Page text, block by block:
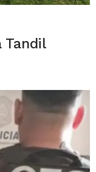
Tandil